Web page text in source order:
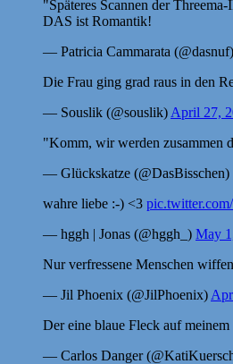
"Späteres Scannen der
DAS ist Romantik!
— Patricia Cammarata (@dasnuf)
Die Frau ging grad raus in den
— Souslik (@souslik) April 27,
"Komm, wir werden zusammen
— Glückskatze (@DasBisschen)
wahre liebe :-) <3
— hggh | Jonas (@hggh_) May
Nur verfressene Menschen
— Jil Phoenix (@JilPhoenix)
Der eine blaue Fleck auf
— Carlos Danger